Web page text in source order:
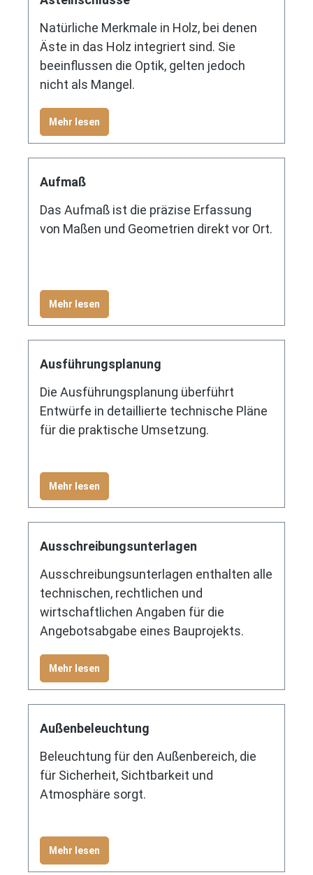
Natürliche Merkmale in Holz, bei denen
Äste in das Holz integriert sind. Sie
beeinflussen die Optik, gelten jedoch
nicht als Mangel.
Mehr lesen
Aufmaß
Das Aufmaß ist die präzise Erfassung
von Maßen und Geometrien direkt vor Ort.
Mehr lesen
Ausführungsplanung
Die Ausführungsplanung überführt
Entwürfe in detaillierte technische Pläne
für die praktische Umsetzung.
Mehr lesen
Ausschreibungsunterlagen
Ausschreibungsunterlagen enthalten alle
technischen, rechtlichen und
wirtschaftlichen Angaben für die
Angebotsabgabe eines Bauprojekts.
Mehr lesen
Außenbeleuchtung
Beleuchtung für den Außenbereich, die
für Sicherheit, Sichtbarkeit und
Atmosphäre sorgt.
Mehr lesen